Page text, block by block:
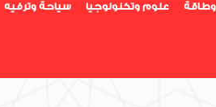
سياحة وترفيه علوم وتكنولوجيا وطاقة